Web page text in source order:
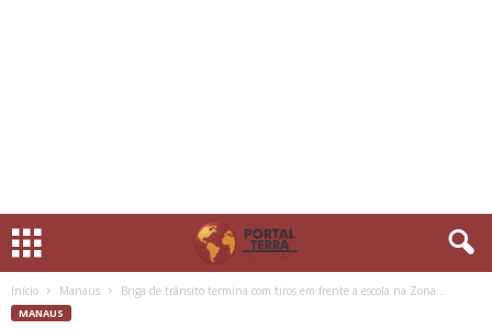
Início Manaus Briga de trânsito termina com tiros em frente a escola na Zona...
MANAUS